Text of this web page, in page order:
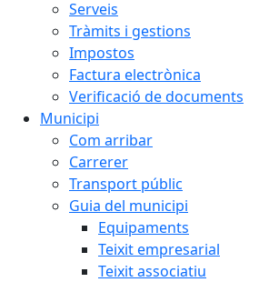
Serveis
Tràmits i gestions
Impostos
Factura electrònica
Verificació de documents
Municipi
Com arribar
Carrerer
Transport públic
Guia del municipi
Equipaments
Teixit empresarial
Teixit associatiu